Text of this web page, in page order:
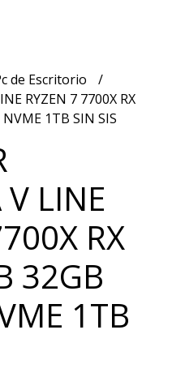
de Escritorio
RYZEN 7 7700X RX
1TB SIN SIS
LINE
RX
32GB
1TB